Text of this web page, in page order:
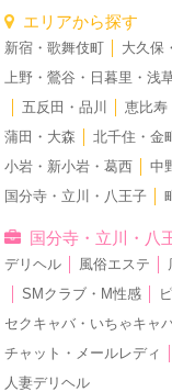
エリアから探す
新宿・歌舞伎町 大久保
上野・鶯谷・日暮里・浅
五反田・品川 恵比寿
蒲田・大森
北千住・金町
小岩・新小岩・葛西
中
国分寺・立川・八王子
国分寺・立川・八
デリヘル 風俗エステ
SMクラブ・M性感
セクキャバ・いちゃキャ
チャット・メールレディ
人妻デリヘル